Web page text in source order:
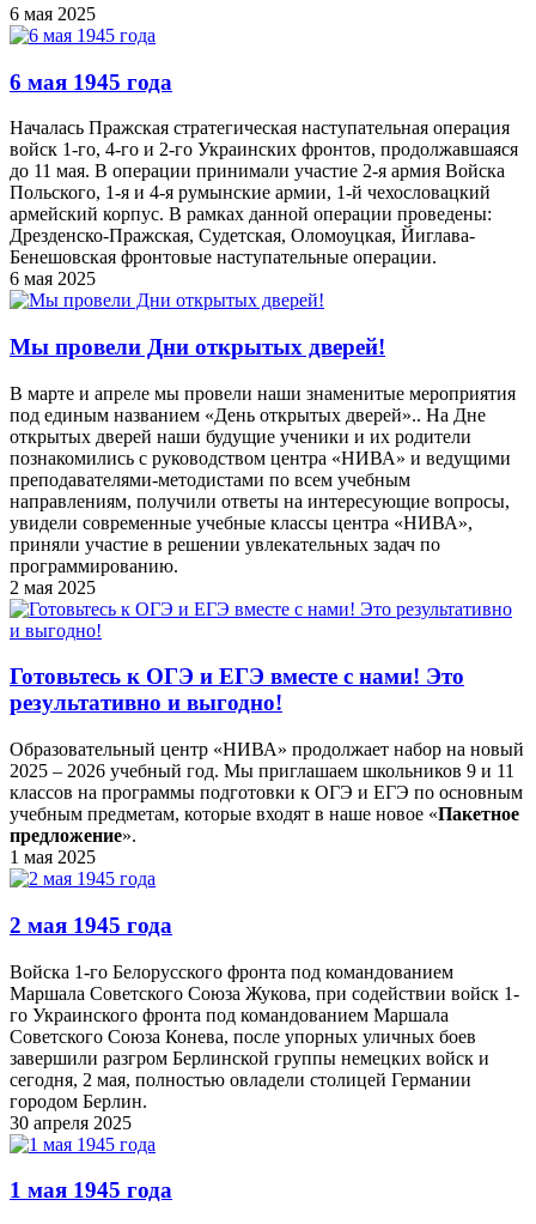
6 мая 2025
6 мая 1945 года
Началась Пражская стратегическая наступательная операция
войск 1-го, 4-го и 2-го Украинских фронтов, продолжавшаяся
до 11 мая. В операции принимали участие 2-я армия Войска
Польского, 1-я и 4-я румынские армии, 1-й чехословацкий
армейский корпус. В рамках данной операции проведены:
Дрезденско-Пражская, Судетская, Оломоуцкая, Йиглава-
Бенешовская фронтовые наступательные операции.
6 мая 2025
Мы провели Дни открытых дверей!
В марте и апреле мы провели наши знаменитые мероприятия
под единым названием «День открытых дверей».. На Дне
открытых дверей наши будущие ученики и их родители
познакомились с руководством центра «НИВА» и ведущими
преподавателями-методистами по всем учебным
направлениям, получили ответы на интересующие вопросы,
увидели современные учебные классы центра «НИВА»,
приняли участие в решении увлекательных задач по
программированию.
2 мая 2025
Готовьтесь к ОГЭ и ЕГЭ вместе с нами! Это
результативно и выгодно!
Образовательный центр «НИВА» продолжает набор на новый
2025 – 2026 учебный год. Мы приглашаем школьников 9 и 11
классов на программы подготовки к ОГЭ и ЕГЭ по основным
учебным предметам, которые входят в наше новое «Пакетное
предложение».
1 мая 2025
2 мая 1945 года
Войска 1-го Белорусского фронта под командованием
Маршала Советского Союза Жукова, при содействии войск 1-
го Украинского фронта под командованием Маршала
Советского Союза Конева, после упорных уличных боев
завершили разгром Берлинской группы немецких войск и
сегодня, 2 мая, полностью овладели столицей Германии
городом Берлин.
30 апреля 2025
1 мая 1945 года